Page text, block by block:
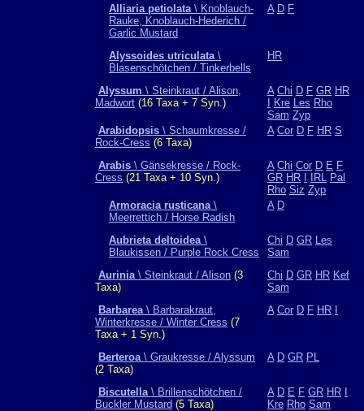
Alliaria petiolata\ Knoblauch-
Rauke, Knoblauch-Hederich /
Garlic Mustard
A D F
Alyssoides utriculata\
Blasenschötchen / Tinkerbells
HR
Alyssum \ Steinkraut / Alison,
Madwort (16 Taxa + 7 Syn.)
A Chi D F GR HR
Kre Les Rho
Sam Zyp
Arabidopsis \ Schaumkresse /
Rock-Cress (6 Taxa)
A Cor D F HR S
Arabis \ Gänsekresse / Rock-
Cress (21 Taxa + 10 Syn.)
A Chi Cor D E F
GR HR IRL Pal
Rho Siz Zyp
Armoracia rusticana\
Meerrettich / Horse Radish
A D
Aubrieta deltoidea\
Blaukissen / Purple Rock Cress
Chi D GR Les
Sam
Aurinia\ Steinkraut / Alison (3
Taxa)
Chi D GR HR Kef
Sam
Barbarea\ Barbarakraut,
Winterkresse / Winter Cress (7
Taxa + 1 Syn.)
A Cor D F HR
Berteroa\ Graukresse / Alyssum
(2 Taxa)
A D GR PL
Biscutella\ Brillenschötchen /
Buckler Mustard (5 Taxa)
A D E F GR HR
Kre Rho Sam